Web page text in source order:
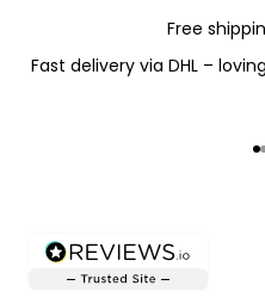
Free
Fast delivery via DHL –